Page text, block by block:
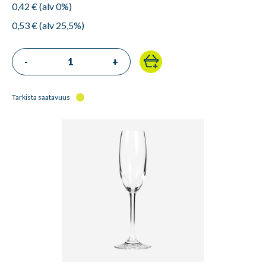
0,42 € (alv 0%)
0,53 € (alv 25,5%)
- +
Tarkista saatavuus